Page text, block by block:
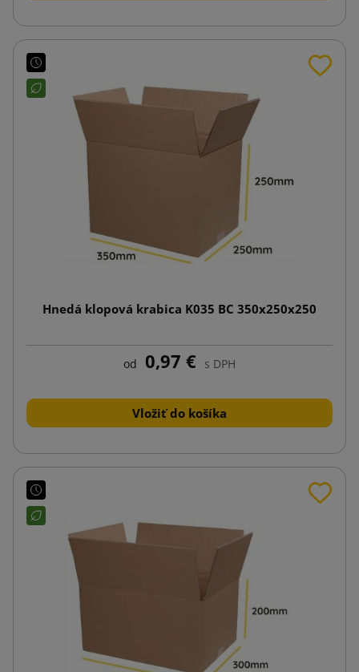
Hnedá klopová krabica K035 BC 350x250x250
od 0,97 € s DPH
Vložiť do košíka